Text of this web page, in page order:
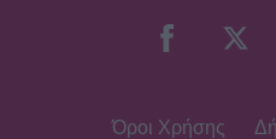
Όροι Χρήσης